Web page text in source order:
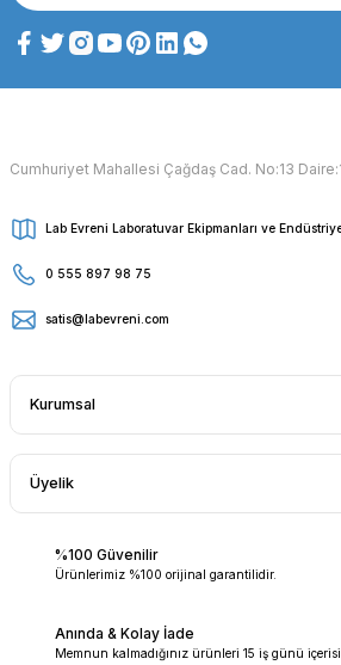
Cumhuriyet Mahallesi Çağdaş Cad. No:13
Lab Evreni Laboratuvar Ekipmanları ve
0 555 897 98 75
satis@labevreni.com
Kurumsal
Üyelik
%100 Güvenilir
Ürünlerimiz %100 orijinal garantilidir.
Anında & Kolay İade
Memnun kalmadığınız ürünleri 15 iş günü